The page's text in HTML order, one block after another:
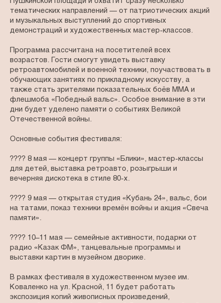
тематических направлений — от патриотических акций
и музыкальных выступлений до спортивных
демонстраций и художественных мастер-классов.
Программа рассчитана на посетителей всех
возрастов. Гости смогут увидеть выставку
ретроавтомобилей и военной техники, поучаствовать в
обучающих занятиях по прикладному искусству, а
также стать зрителями показательных боёв ММА и
флешмоба «Победный вальс». Особое внимание в эти
дни будет уделено памяти о событиях Великой
Отечественной войны.
Основные события фестиваля:
???? 8 мая — концерт группы «Блики», мастер-классы
для детей, выставка ретроавто, розыгрыши и
вечерняя дискотека в стиле 80-х.
???? 9 мая — открытая студия «Кубань 24», вальс, бои
на татами, показ техники времён войны и акция «Свеча
памяти».
???? 10–11 мая — семейные активности, подарки от
радио «Казак ФМ», танцевальные программы и
выставки картин в музейном дворике.
В рамках фестиваля в художественном музее им.
Коваленко на ул. Красной, 11 будет работать
экспозиция копий живописных произведений,